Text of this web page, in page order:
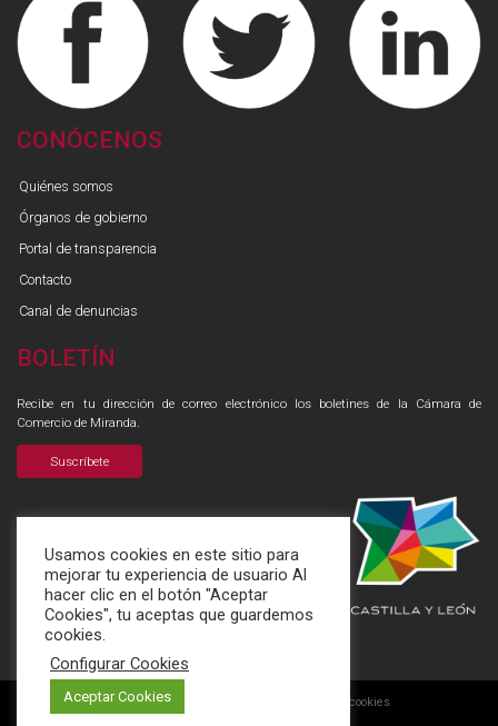
CONÓCENOS
Quiénes somos
Órganos de gobierno
Portal de transparencia
Contacto
Canal de denuncias
BOLETÍN
Recibe en tu dirección de correo electrónico los boletines de la Cámara de
Comercio de Miranda.
Suscríbete
Aviso legal| Aviso de cookies
Usamos cookies en este sitio para
mejorar tu experiencia de usuario Al
hacer clic en el botón "Aceptar
Cookies", tu aceptas que guardemos
cookies.
Configurar Cookies
Aceptar Cookies